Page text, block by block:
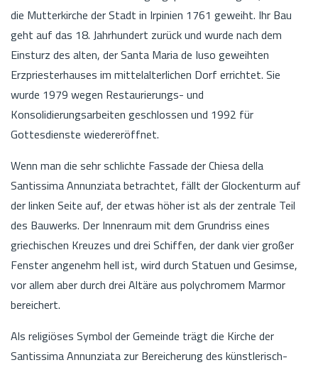
die Mutterkirche der Stadt in Irpinien 1761 geweiht. Ihr Bau
geht auf das 18. Jahrhundert zurück und wurde nach dem
Einsturz des alten, der Santa Maria de Iuso geweihten
Erzpriesterhauses im mittelalterlichen Dorf errichtet. Sie
wurde 1979 wegen Restaurierungs- und
Konsolidierungsarbeiten geschlossen und 1992 für
Gottesdienste wiedereröffnet.
Wenn man die sehr schlichte Fassade der Chiesa della
Santissima Annunziata betrachtet, fällt der Glockenturm auf
der linken Seite auf, der etwas höher ist als der zentrale Teil
des Bauwerks. Der Innenraum mit dem Grundriss eines
griechischen Kreuzes und drei Schiffen, der dank vier großer
Fenster angenehm hell ist, wird durch Statuen und Gesimse,
vor allem aber durch drei Altäre aus polychromem Marmor
bereichert.
Als religiöses Symbol der Gemeinde trägt die Kirche der
Santissima Annunziata zur Bereicherung des künstlerisch-